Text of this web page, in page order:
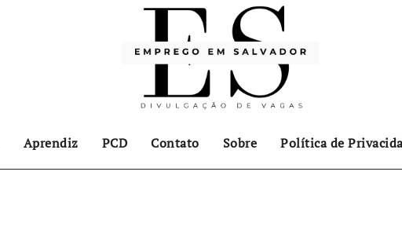
Aprendiz PCD Contato Sobre Política de